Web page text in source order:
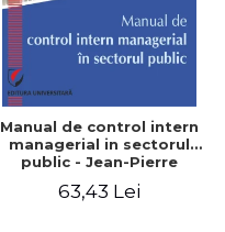
Manual de control intern
managerial in sectorul
public - Jean-Pierre
63,43 Lei